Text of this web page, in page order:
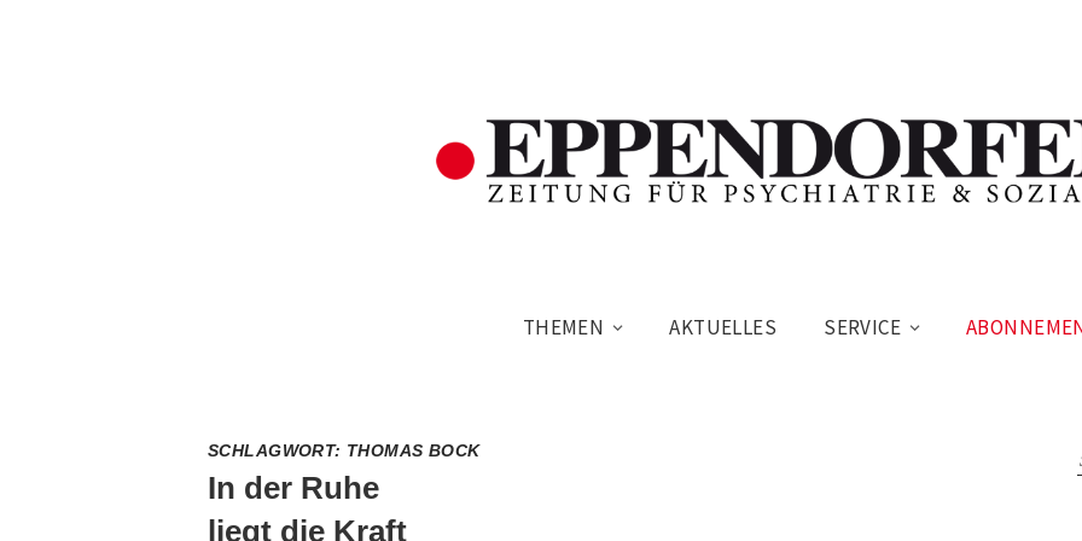
THEMEN AKTUELLES SERVICE
SCHLAGWORT: THOMAS BOCK
In der Ruhe
liegt die Kraft